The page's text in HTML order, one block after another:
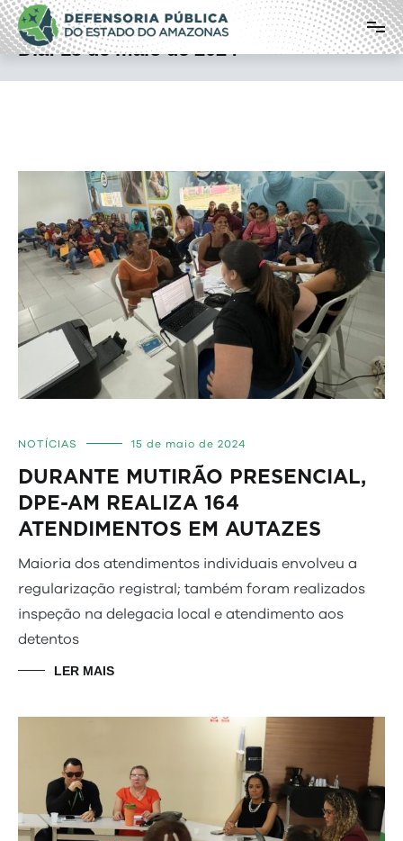
Pular
para
o
conteúdo
Defensoria Pública do Estado do
Amazonas
Dia:15 de maio de 2024
NOTÍCIAS 15 de maio de 2024
DURANTE MUTIRÃO PRESENCIAL,
DPE-AM REALIZA 164
ATENDIMENTOS EM AUTAZES
Maioria dos atendimentos individuais envolveu a
regularização registral; também foram realizados
inspeção na delegacia local e atendimento aos
detentos
LER MAIS